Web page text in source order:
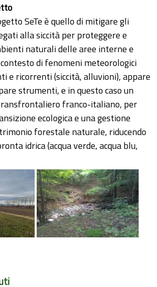
SeTe è quello di mitigare gli
alla siccità per proteggere e
naturali delle aree interne e
di fenomeni meteorologici
e ricorrenti (siccità, alluvioni), appare
strumenti, e in questo caso un
franco-italiano, per
ecologica e una gestione
forestale naturale, riducendo
idrica (acqua verde, acqua blu,